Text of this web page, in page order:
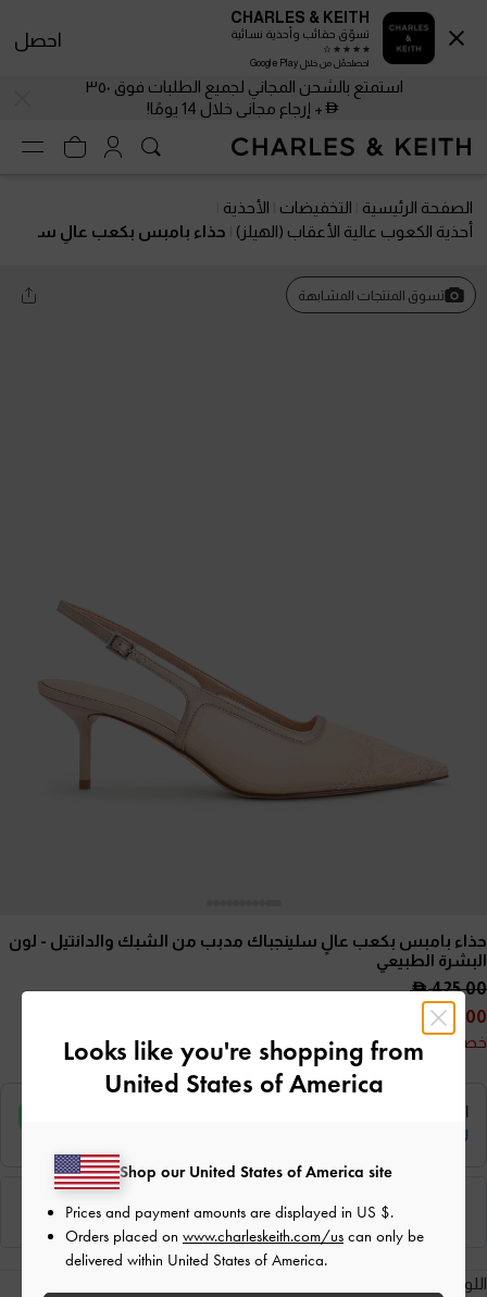
استمتع بالشحن المجاني لجميع الطلبات فوق ٣٥٠
+ إرجاع مجاني خلال 14 يومًا!
الصفحة الرئيسية التخفيضات
الأحذية
أحذية الكعوب عالية الأعقاب (الهيلز)
حذاء بامبس بكعب عالٍ س
تسوق المنتجات المشابهة
حذاء بامبس بكعب عالٍ سلينجباك مدبب من الشبك والدانتيل - لون
البشرة الطبيعي
425.00
300.00
خصم 29%
اللون:
CHARLES & KEITH
تسوّق حقائب وأحذية نسائية
احصلحمّل من خلال Google Play
احصل
Looks like you're shopping from
United States of America
Shop our United States of America site
Prices and payment amounts are displayed in US $.
Orders placed on www.charleskeith.com/us can only be
delivered within United States of America.